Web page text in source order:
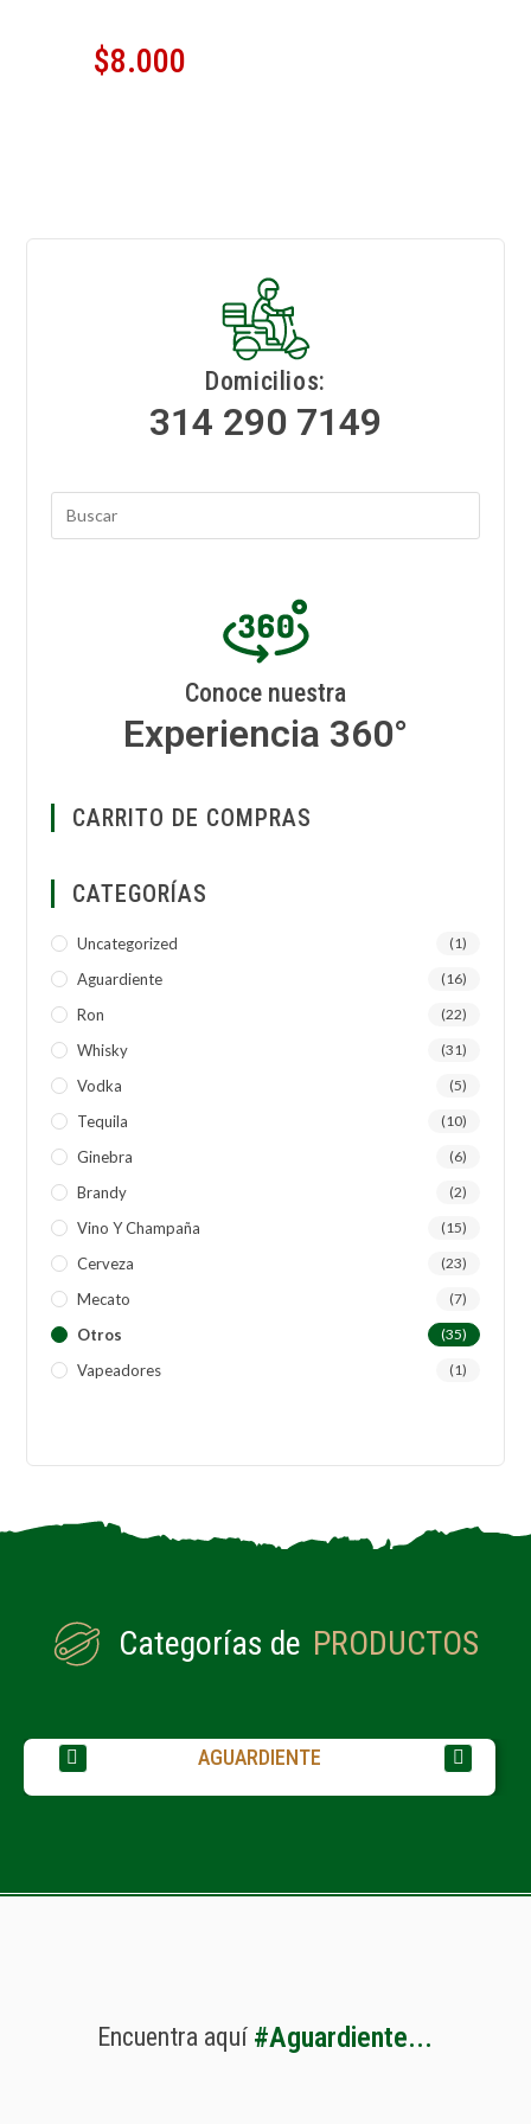
$8.000
Domicilios:
314 290 7149
Conoce nuestra
Experiencia 360°
CARRITO DE COMPRAS
CATEGORÍAS
Uncategorized (1)
Aguardiente (16)
Ron (22)
Whisky (31)
Vodka (5)
Tequila (10)
Ginebra (6)
Brandy (2)
Vino Y Champaña (15)
Cerveza (23)
Mecato (7)
Otros (35)
Vapeadores (1)
Categorías de PRODUCTOS
AGUARDIENTE
Encuentra aquí #Aguardiente...